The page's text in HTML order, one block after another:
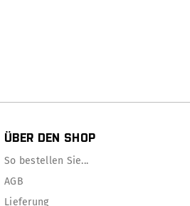
ÜBER DEN SHOP
So bestellen Sie...
AGB
Lieferung